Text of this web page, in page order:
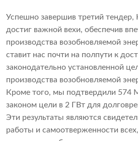
Успешно завершив третий
достиг важной вехи, обеспечив
производства возобновляемой
ставит нас почти на полпути к
законодательно установленной
производства возобновляемой
Кроме того, мы подтвердили 574
законом цели в 2 ГВт для
Эти результаты являются
работы и самоотверженности всех,